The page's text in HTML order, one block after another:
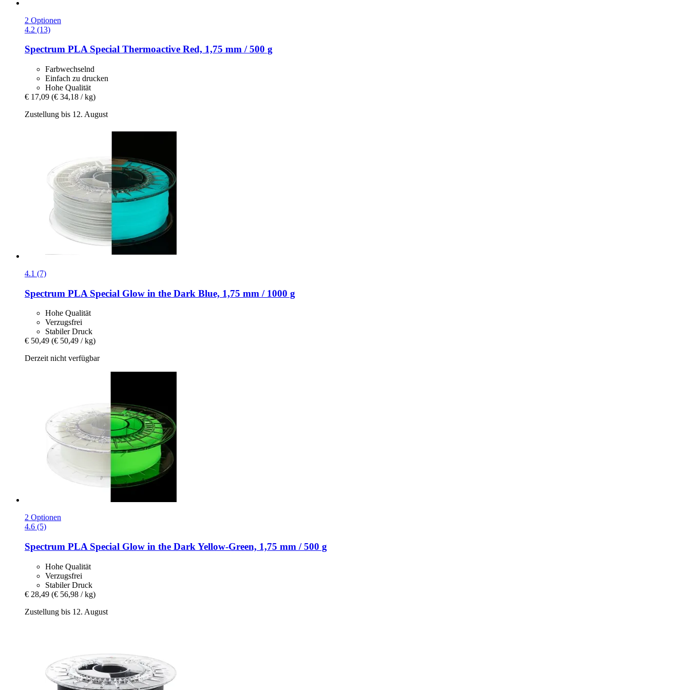
2 Optionen
4.2 (13)
Spectrum PLA Special Thermoactive Red, 1,75 mm / 500 g
Farbwechselnd
Einfach zu drucken
Hohe Qualität
€ 17,09 (€ 34,18 / kg)
Zustellung bis 12. August
4.1 (7)
Spectrum PLA Special Glow in the Dark Blue, 1,75 mm / 1000 g
Hohe Qualität
Verzugsfrei
Stabiler Druck
€ 50,49 (€ 50,49 / kg)
Derzeit nicht verfügbar
2 Optionen
4.6 (5)
Spectrum PLA Special Glow in the Dark Yellow-​Green, 1,75 mm / 500 g
Hohe Qualität
Verzugsfrei
Stabiler Druck
€ 28,49 (€ 56,98 / kg)
Zustellung bis 12. August